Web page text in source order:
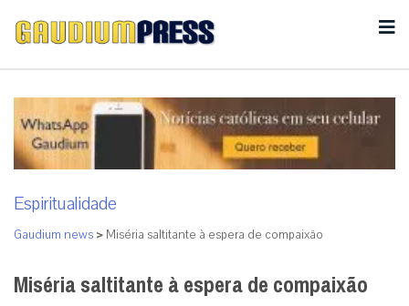
Espiritualidade
Gaudium news > Miséria saltitante à espera de compaixão
Miséria saltitante à espera de compaixão